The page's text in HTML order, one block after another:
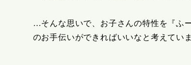
…そんな思いで、お子さんの特性を『ふ
のお手伝いができればいいなと考えていま